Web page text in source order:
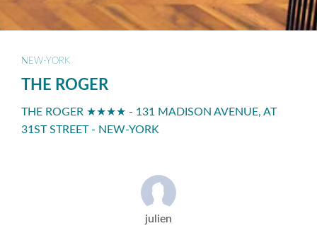
NEW-YORK
THE ROGER
THE ROGER ★★★★ - 131 MADISON AVENUE, AT
31ST STREET - NEW-YORK
julien